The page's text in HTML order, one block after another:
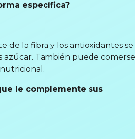
específica?
de la fibra y los antioxidantes se
azúcar. También puede comerse
le complemente sus